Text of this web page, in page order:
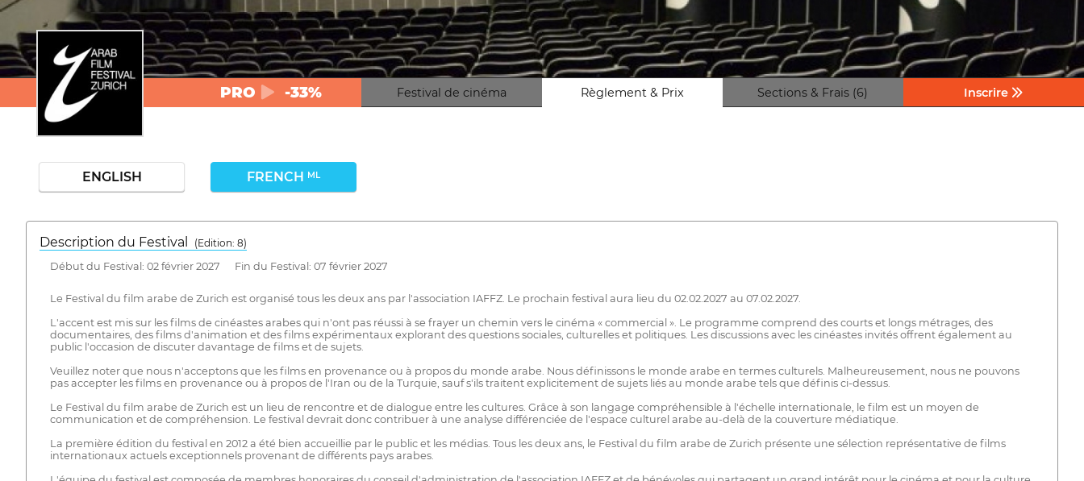
PRO -33% Festival de cinéma Règlement & Prix Sections & Frais (6) Inscrire
ENGLISH FRENCH ML
Description du Festival
( Edition: 8)
Début du Festival: 02 février 2027 Fin du Festival: 07 février 2027
Le Festival du film arabe de Zurich est organisé tous les deux ans par l'association IAFFZ. Le prochain festival aura lieu du 02.02.2027 au 07.02.2027.
L'accent est mis sur les films de cinéastes arabes qui n'ont pas réussi à se frayer un chemin vers le cinéma « commercial ». Le programme comprend des courts et longs métrages, des
documentaires, des films d'animation et des films expérimentaux explorant des questions sociales, culturelles et politiques. Les discussions avec les cinéastes invités offrent également au
public l'occasion de discuter davantage de films et de sujets.
Veuillez noter que nous n'acceptons que les films en provenance ou à propos du monde arabe. Nous définissons le monde arabe en termes culturels. Malheureusement, nous ne pouvons
pas accepter les films en provenance ou à propos de l'Iran ou de la Turquie, sauf s'ils traitent explicitement de sujets liés au monde arabe tels que définis ci-dessus.
Le Festival du film arabe de Zurich est un lieu de rencontre et de dialogue entre les cultures. Grâce à son langage compréhensible à l'échelle internationale, le film est un moyen de
communication et de compréhension. Le festival devrait donc contribuer à une analyse différenciée de l'espace culturel arabe au-delà de la couverture médiatique.
La première édition du festival en 2012 a été bien accueillie par le public et les médias. Tous les deux ans, le Festival du film arabe de Zurich présente une sélection représentative de films
internationaux actuels exceptionnels provenant de différents pays arabes.